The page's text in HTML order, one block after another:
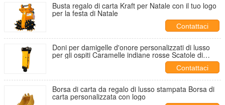
Busta regalo di carta Kraft per Natale con il tuo logo
per la festa di Natale
Contattaci
Doni per damigelle d'onore personalizzati di lusso
per gli ospiti Caramelle indiane rosse Scatole di
regalo per la decorazione del matrimonio
Contattaci
Borsa di carta da regalo di lusso stampata Borsa di
carta personalizzata con logo